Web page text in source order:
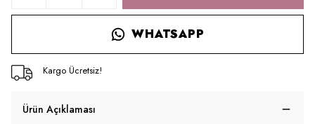
WHATSAPP
Kargo Ücretsiz!
Ürün Açıklaması